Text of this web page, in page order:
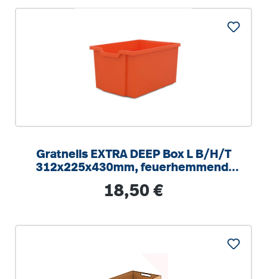
Gratnells EXTRA DEEP Box L B/H/T
312x225x430mm, feuerhemmend,
Regulärer Preis:
18,50 €